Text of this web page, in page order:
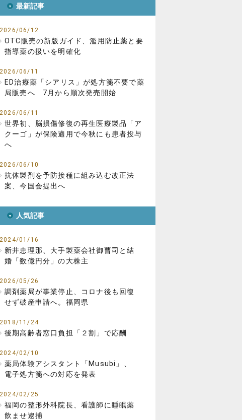
最新記事
2026/06/12
OTC販売の新版ガイド、濫用防止薬と要
指導薬の扱いを明確化
2026/06/11
ED治療薬「シアリス」が処方箋不要で薬
局販売へ 7月から順次発売開始
2026/06/11
世界初、脳損傷修復の再生医療製品「ア
クーゴ」が保険適用で今秋にも患者投与
へ
2026/06/10
抗体製剤を予防接種に組み込む改正法
案、今国会提出へ
人気記事
2024/01/16
新井恵理那、大手製薬会社御曹司と結
婚「数億円分」の大株主
2026/05/26
調剤薬局が事業停止、コロナ後も回復
せず破産申請へ。福岡県
2018/11/24
後期高齢者窓口負担「２割」で応酬
2024/02/10
薬局体験アシスタント「Musubi」、
電子処方箋への対応を発表
2024/02/25
福岡の整形外科院長、看護師に睡眠薬
飲ませ逮捕